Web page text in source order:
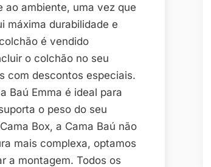
ao ambiente, uma vez que
máxima durabilidade e
é vendido
o colchão no seu
com descontos especiais.
Baú Emma é ideal para
o peso do seu
Box, a Cama Baú não
mais complexa, optamos
a montagem. Todos os